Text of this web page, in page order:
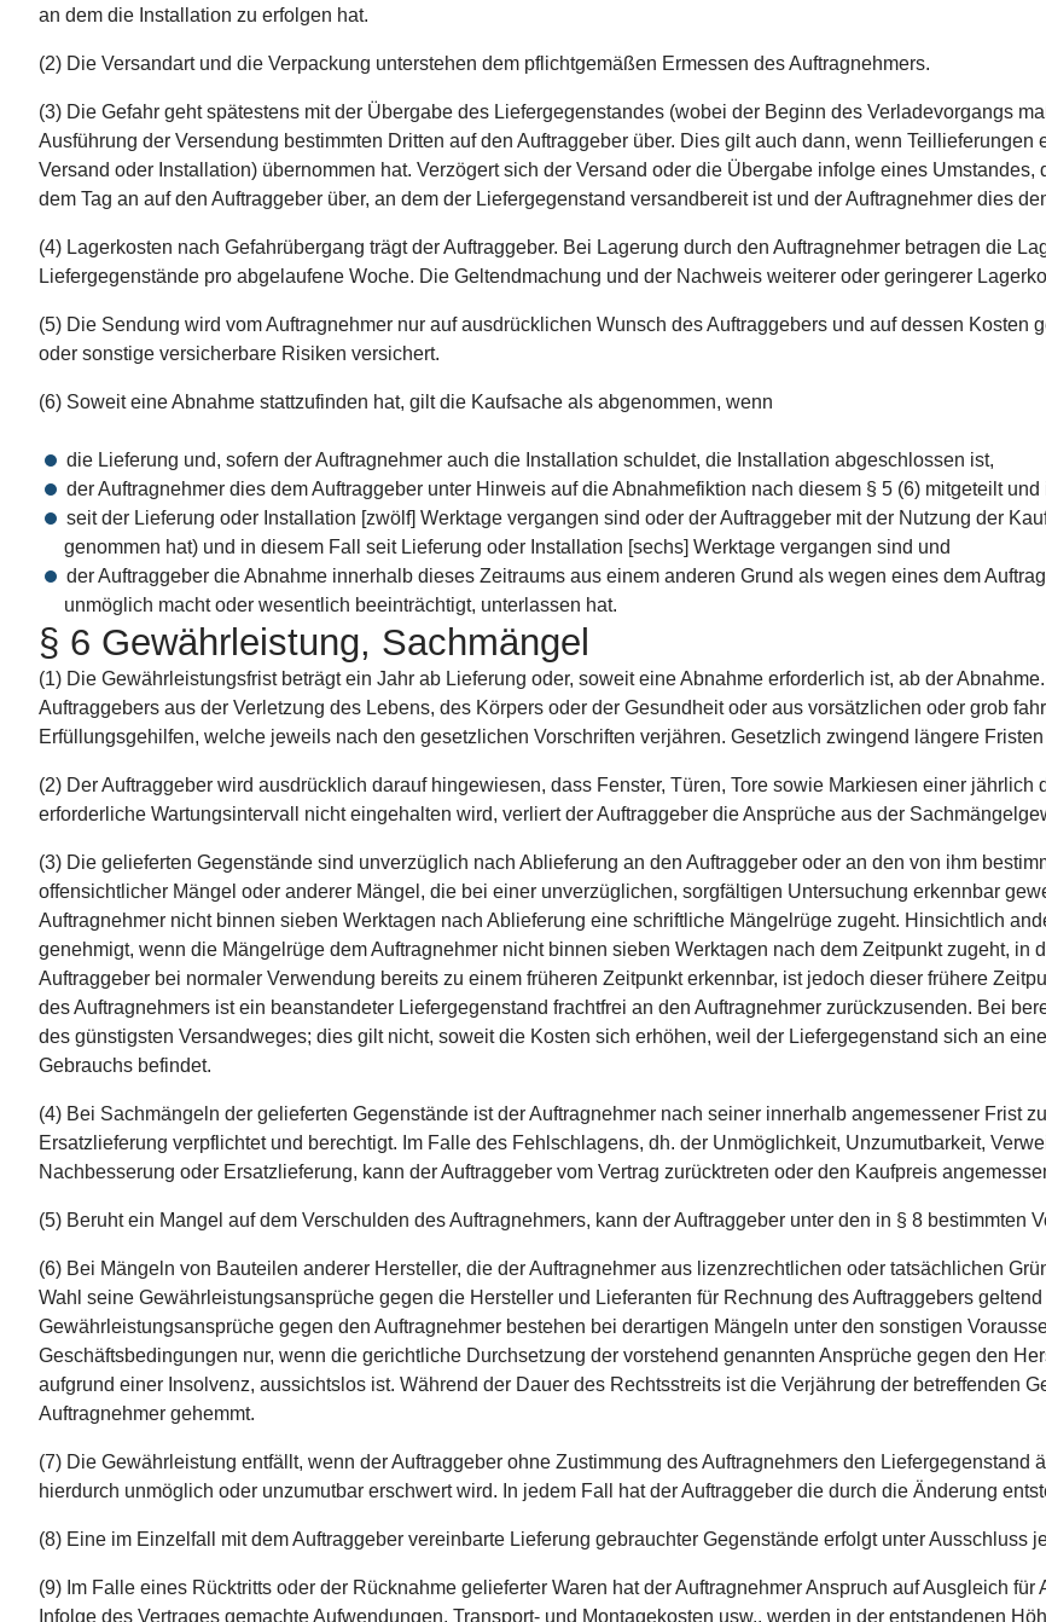
an dem die Installation zu erfolgen hat.
(2) Die Versandart und die Verpackung unterstehen dem pflichtgemäßen Ermessen des Auftragnehmers.
(3) Die Gefahr geht spätestens mit der Übergabe des Liefergegenstandes (wobei der Beginn des Verladevorgangs
Ausführung der Versendung bestimmten Dritten auf den Auftraggeber über. Dies gilt auch dann, wenn
Versand oder Installation) übernommen hat. Verzögert sich der Versand oder die Übergabe infolge eines
dem Tag an auf den Auftraggeber über, an dem der Liefergegenstand versandbereit ist und der Auftragnehmer dies
(4) Lagerkosten nach Gefahrübergang trägt der Auftraggeber. Bei Lagerung durch den Auftragnehmer betragen die
Liefergegenstände pro abgelaufene Woche. Die Geltendmachung und der Nachweis weiterer oder geringerer
(5) Die Sendung wird vom Auftragnehmer nur auf ausdrücklichen Wunsch des Auftraggebers und auf dessen Kosten
oder sonstige versicherbare Risiken versichert.
(6) Soweit eine Abnahme stattzufinden hat, gilt die Kaufsache als abgenommen, wenn
die Lieferung und, sofern der Auftragnehmer auch die Installation schuldet, die Installation abgeschlossen ist,
der Auftragnehmer dies dem Auftraggeber unter Hinweis auf die Abnahmefiktion nach diesem § 5 (6) mitgeteilt
seit der Lieferung oder Installation [zwölf] Werktage vergangen sind oder der Auftraggeber mit der Nutzung der
genommen hat) und in diesem Fall seit Lieferung oder Installation [sechs] Werktage vergangen sind und
der Auftraggeber die Abnahme innerhalb dieses Zeitraums aus einem anderen Grund als wegen eines dem
unmöglich macht oder wesentlich beeinträchtigt, unterlassen hat.
§ 6 Gewährleistung, Sachmängel
(1) Die Gewährleistungsfrist beträgt ein Jahr ab Lieferung oder, soweit eine Abnahme erforderlich ist, ab der
Auftraggebers aus der Verletzung des Lebens, des Körpers oder der Gesundheit oder aus vorsätzlichen oder grob
Erfüllungsgehilfen, welche jeweils nach den gesetzlichen Vorschriften verjähren. Gesetzlich zwingend längere
(2) Der Auftraggeber wird ausdrücklich darauf hingewiesen, dass Fenster, Türen, Tore sowie Markiesen einer
erforderliche Wartungsintervall nicht eingehalten wird, verliert der Auftraggeber die Ansprüche aus der
(3) Die gelieferten Gegenstände sind unverzüglich nach Ablieferung an den Auftraggeber oder an den von ihm
offensichtlicher Mängel oder anderer Mängel, die bei einer unverzüglichen, sorgfältigen Untersuchung erkennbar
Auftragnehmer nicht binnen sieben Werktagen nach Ablieferung eine schriftliche Mängelrüge zugeht. Hinsichtlich
genehmigt, wenn die Mängelrüge dem Auftragnehmer nicht binnen sieben Werktagen nach dem Zeitpunkt zugeht, in
Auftraggeber bei normaler Verwendung bereits zu einem früheren Zeitpunkt erkennbar, ist jedoch dieser frühere
des Auftragnehmers ist ein beanstandeter Liefergegenstand frachtfrei an den Auftragnehmer zurückzusenden. Bei
des günstigsten Versandweges; dies gilt nicht, soweit die Kosten sich erhöhen, weil der Liefergegenstand sich an
Gebrauchs befindet.
(4) Bei Sachmängeln der gelieferten Gegenstände ist der Auftragnehmer nach seiner innerhalb angemessener Frist
Ersatzlieferung verpflichtet und berechtigt. Im Falle des Fehlschlagens, dh. der Unmöglichkeit, Unzumutbarkeit,
Nachbesserung oder Ersatzlieferung, kann der Auftraggeber vom Vertrag zurücktreten oder den Kaufpreis
(5) Beruht ein Mangel auf dem Verschulden des Auftragnehmers, kann der Auftraggeber unter den in § 8 bestimmten
(6) Bei Mängeln von Bauteilen anderer Hersteller, die der Auftragnehmer aus lizenzrechtlichen oder tatsächlichen
Wahl seine Gewährleistungsansprüche gegen die Hersteller und Lieferanten für Rechnung des Auftraggebers
Gewährleistungsansprüche gegen den Auftragnehmer bestehen bei derartigen Mängeln unter den sonstigen
Geschäftsbedingungen nur, wenn die gerichtliche Durchsetzung der vorstehend genannten Ansprüche gegen den
aufgrund einer Insolvenz, aussichtslos ist. Während der Dauer des Rechtsstreits ist die Verjährung der betreffenden
Auftragnehmer gehemmt.
(7) Die Gewährleistung entfällt, wenn der Auftraggeber ohne Zustimmung des Auftragnehmers den
hierdurch unmöglich oder unzumutbar erschwert wird. In jedem Fall hat der Auftraggeber die durch die Änderung
(8) Eine im Einzelfall mit dem Auftraggeber vereinbarte Lieferung gebrauchter Gegenstände erfolgt unter Ausschluss
(9) Im Falle eines Rücktritts oder der Rücknahme gelieferter Waren hat der Auftragnehmer Anspruch auf Ausgleich
Infolge des Vertrages gemachte Aufwendungen, Transport- und Montagekosten usw., werden in der entstandenen